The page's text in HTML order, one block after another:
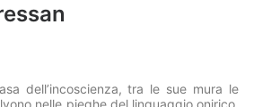
dell’incoscienza, tra le sue mura le
nelle pieghe del linguaggio onirico,